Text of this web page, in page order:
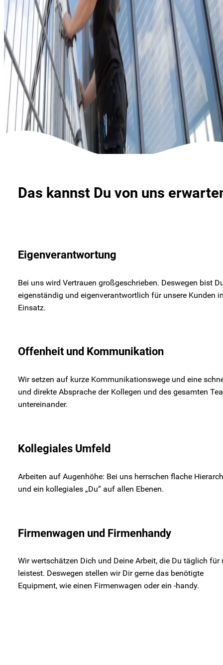
Das kannst Du von uns
Eigenverantwortung
Bei uns wird Vertrauen großgeschrieben. Deswegen bist
eigenständig und eigenverantwortlich für unsere Kunden
Einsatz.
Offenheit und Kommunikation
Wir setzen auf kurze Kommunikationswege und eine
und direkte Absprache der Kollegen und des gesamten
untereinander.
Kollegiales Umfeld
Arbeiten auf Augenhöhe: Bei uns herrschen flache
und ein kollegiales „Du“ auf allen Ebenen.
Firmenwagen und Firmenhandy
Wir wertschätzen Dich und Deine Arbeit, die Du täglich für
leistest. Deswegen stellen wir Dir gerne das benötigte
Equipment, wie einen Firmenwagen oder ein -handy.